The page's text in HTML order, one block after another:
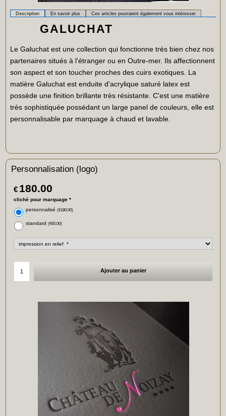
Description En savoir plus Ces articles pourraient également vous intéresser
GALUCHAT
Le Galuchat est une collection qui fonctionne très bien chez nos
partenaires situés à l'étranger ou en Outre-mer. Ils affectionnent
son aspect et son toucher proches des cuirs exotiques. La
matière Galuchat est enduite d'acrylique saturé latex est
possède une finition brillante très résistante. C'est une matière
très sophistiquée possédant un large panel de couleurs, elle est
personnalisable par marquage à chaud et lavable.
Personnalisation (logo)
€ 180.00
cliché pour marquage *
personnalisé (€180.00)
standard (€65.00)
Ajouter au panier